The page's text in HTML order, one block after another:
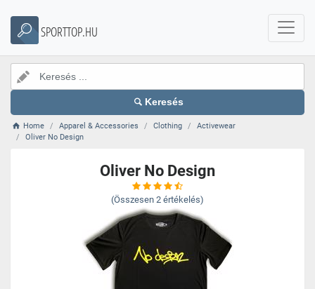
SPORTTOP.HU
Keresés
Home Apparel & Accessories Clothing
Activewear
Oliver No Design
Oliver No Design
(Összesen 2 értékelés)